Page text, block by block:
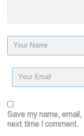
Save my name,
next time I comment.